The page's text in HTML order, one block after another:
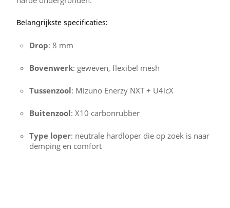
Belangrijkste specificaties:
Drop: 8 mm
Bovenwerk: geweven, flexibel mesh
Tussenzool: Mizuno Enerzy NXT + U4icX
Buitenzool: X10 carbonrubber
Type loper: neutrale hardloper die op zoek is naar
demping en comfort